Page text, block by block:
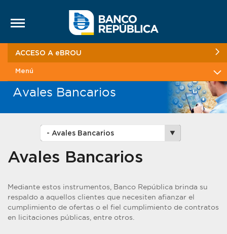
ACCESO A eBROU
Menú
Avales Bancarios
Avales Bancarios
Mediante estos instrumentos, Banco República brinda su
respaldo a aquellos clientes que necesiten afianzar el
cumplimiento de ofertas o el fiel cumplimiento de contratos
en licitaciones públicas, entre otros.